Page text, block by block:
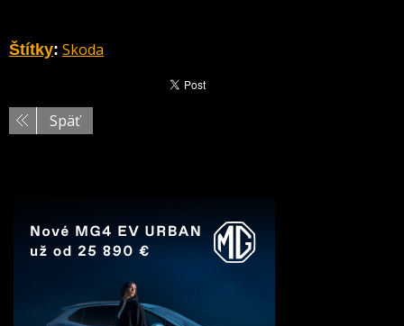
Štítky: Skoda
Späť